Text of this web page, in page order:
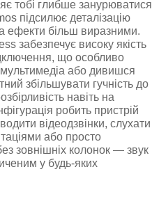
тобі глибше занурюватися
підсилює деталізацію
ефекти більш виразними.
забезпечує високу якість
що особливо
або дивишся
збільшувати гучність до
навіть на
робить пристрій
відеодзвінки, слухати
або просто
зовнішніх колонок — звук
у будь-яких